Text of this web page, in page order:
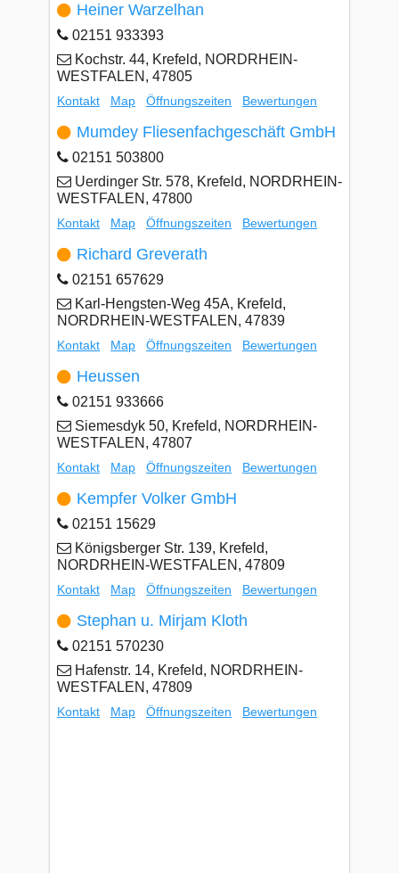
Heiner Warzelhan
02151 933393
Kochstr. 44, Krefeld, NORDRHEIN-
WESTFALEN, 47805
Kontakt Map Öffnungszeiten Bewertungen
Mumdey Fliesenfachgeschäft GmbH
02151 503800
Uerdinger Str. 578, Krefeld, NORDRHEIN-
WESTFALEN, 47800
Kontakt Map Öffnungszeiten Bewertungen
Richard Greverath
02151 657629
Karl-Hengsten-Weg 45A, Krefeld,
NORDRHEIN-WESTFALEN, 47839
Kontakt Map Öffnungszeiten Bewertungen
Heussen
02151 933666
Siemesdyk 50, Krefeld, NORDRHEIN-
WESTFALEN, 47807
Kontakt Map Öffnungszeiten Bewertungen
Kempfer Volker GmbH
02151 15629
Königsberger Str. 139, Krefeld,
NORDRHEIN-WESTFALEN, 47809
Kontakt Map Öffnungszeiten Bewertungen
Stephan u. Mirjam Kloth
02151 570230
Hafenstr. 14, Krefeld, NORDRHEIN-
WESTFALEN, 47809
Kontakt Map Öffnungszeiten Bewertungen